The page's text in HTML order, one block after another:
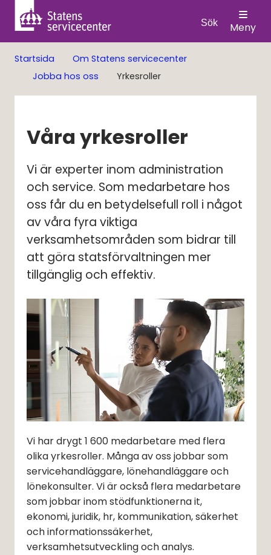
Sök Meny
Startsida
Om Statens servicecenter
Jobba hos oss
Yrkesroller
Våra yrkesroller
Vi är experter inom administration
och service. Som medarbetare hos
oss får du en betydelsefull roll i något
av våra fyra viktiga
verksamhetsområden som bidrar till
att göra statsförvaltningen mer
tillgänglig och effektiv.
Vi har drygt 1 600 medarbetare med flera
olika yrkesroller. Många av oss jobbar som
servicehandläggare, lönehandläggare och
lönekonsulter. Vi är också flera medarbetare
som jobbar inom stödfunktionerna it,
ekonomi, juridik, hr, kommunikation, säkerhet
och informationssäkerhet,
verksamhetsutveckling och analys.